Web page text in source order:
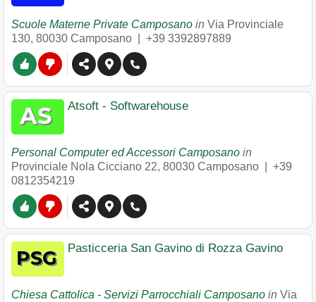
Scuole Materne Private Camposano in Via Provinciale
130, 80030 Camposano +39 3392897889
Atsoft - Softwarehouse
Personal Computer ed Accessori Camposano in
Provinciale Nola Cicciano 22, 80030 Camposano
+39
0812354219
Pasticceria San Gavino di Rozza Gavino
Chiesa Cattolica - Servizi Parrocchiali Camposano in Via